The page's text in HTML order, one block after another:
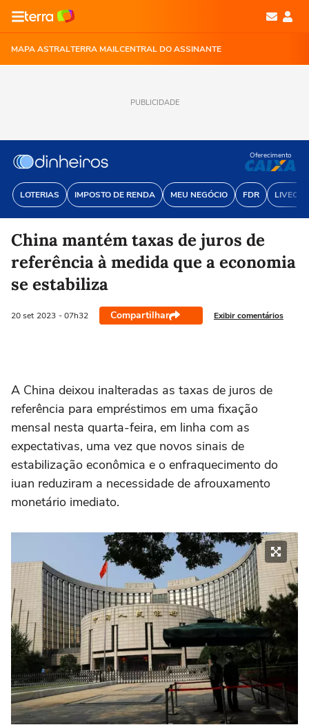
MAPA ASTRALTERRA MAILCENTRAL DO ASSINANTE
PUBLICIDADE
LOTERIAS IMPOSTO DE RENDA MEU NEGÓCIO FDR
Oferecimento
China mantém taxas de juros de
referência à medida que a economia
se estabiliza
20 set 2023 - 07h32 Compartilhar Exibir comentários
A China deixou inalteradas as taxas de juros de
referência para empréstimos em uma fixação
mensal nesta quarta-feira, em linha com as
expectativas, uma vez que novos sinais de
estabilização econômica e o enfraquecimento do
iuan reduziram a necessidade de afrouxamento
monetário imediato.